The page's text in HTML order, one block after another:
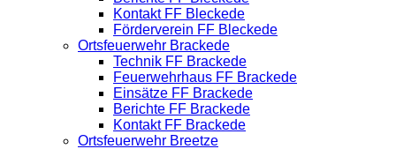
Kontakt FF Bleckede
Förderverein FF Bleckede
Ortsfeuerwehr Brackede
Technik FF Brackede
Feuerwehrhaus FF Brackede
Einsätze FF Brackede
Berichte FF Brackede
Kontakt FF Brackede
Ortsfeuerwehr Breetze